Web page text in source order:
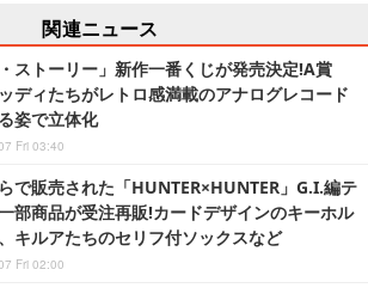
関連ニュース
・ストーリー」新作一番くじが発売決定!A賞
ディたちがレトロ感満載のアナログレコード
姿で立体化
Fri 03:40
で販売された「HUNTER×HUNTER」G.I.編テ
部商品が受注再販!カードデザインのキーホル
キルアたちのセリフ付ソックスなど
Fri 02:00